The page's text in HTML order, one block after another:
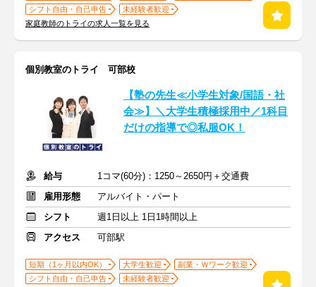
シフト自由・自己申告
未経験者歓迎
家庭教師のトライの求人一覧を見る
個別教室のトライ 可部校
【塾の先生≪小学生対象/国語・社
会≫】＼大学生積極採用中／1科目
だけの指導で◎私服OK！
給与
1コマ(60分)：1250～2650円＋交通費
雇用形態
アルバイト・パート
シフト
週1日以上 1日1時間以上
アクセス
可部駅
短期（1ヶ月以内OK） 大学生歓迎
副業・Ｗワーク歓迎
シフト自由・自己申告
未経験者歓迎